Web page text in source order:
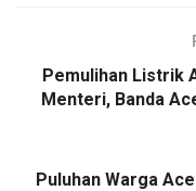
Pemulihan Listrik
Menteri, Banda
Puluhan Warga